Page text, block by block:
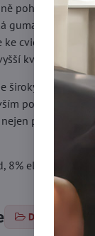
pohodlné –
guma v pase
cvičení.
kvalita za
širokým
pohodlí, které
pružný, ale
elastan
Dámské legíny